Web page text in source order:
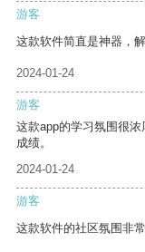
游客
这款软件简直是神器，
2024-01-24
游客
这款app的学习氛围很
成绩。
2024-01-24
游客
这款软件的社区氛围非